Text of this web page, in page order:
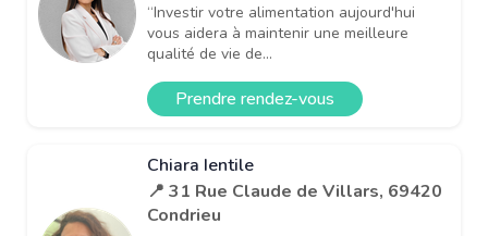
“Investir votre alimentation aujourd'hui
vous aidera à maintenir une meilleure
qualité de vie de...
Prendre rendez-vous
Chiara Ientile
📍 31 Rue Claude de Villars, 69420
Condrieu